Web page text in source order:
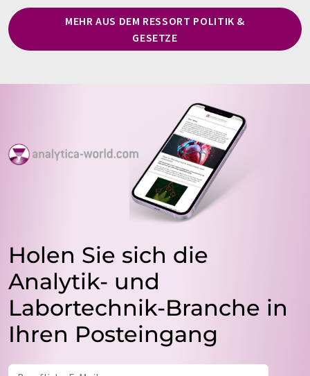
MEHR AUS DEM RESSORT POLITIK &
GESETZE
Holen Sie sich die
Analytik- und
Labortechnik-Branche in
Ihren Posteingang